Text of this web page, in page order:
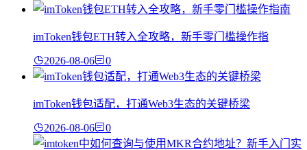
imToken钱包ETH转入全攻略，新手零门槛操作指
2026-08-06 0
imToken钱包适配，打通Web3生态的关键桥梁
2026-08-06 0